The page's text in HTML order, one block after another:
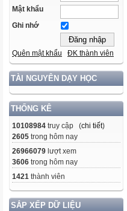
Mật khẩu
Ghi nhớ
Quên mật khẩu ĐK thành viên
TÀI NGUYÊN DẠY HỌC
THỐNG KÊ
10108984 truy cập (chi tiết)
2605 trong hôm nay
26966079 lượt xem
3606 trong hôm nay
1421 thành viên
SẮP XẾP DỮ LIỆU